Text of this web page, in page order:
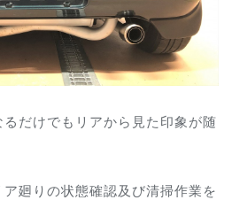
だけでもリアから見た印象が随
廻りの状態確認及び清掃作業を